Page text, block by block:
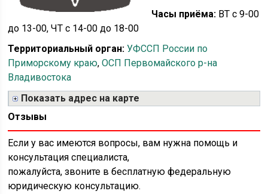
Часы приёма: ВТ с 9-00
до 13-00, ЧТ с 14-00 до 18-00
Территориальный орган: УФССП России по
Приморскому краю,ОСП Первомайского р-на
Владивостока
Показать адрес на карте
Отзывы
Если у вас имеются вопросы, вам нужна помощь и
консультация специалиста,
пожалуйста, звоните в бесплатную федеральную
юридическую консультацию.